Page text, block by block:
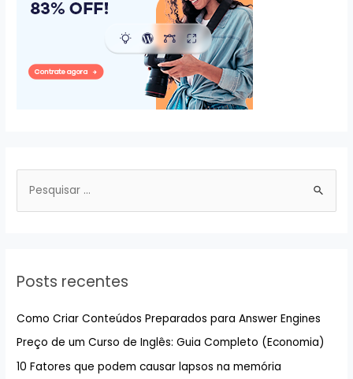
i
r
p
Posts recentes
Como Criar Conteúdos Preparados para Answer Engines
Preço de um Curso de Inglês: Guia Completo (Economia)
10 Fatores que podem causar lapsos na memória